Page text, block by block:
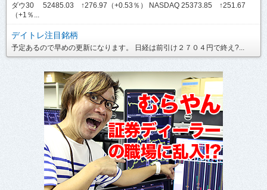
ダウ30 52485.03 ↑276.97（+0.53％） NASDAQ 25373.85 ↑251.67
（+1％...
デイトレ注目銘柄
予定あるので早めの更新になります。 日経は前引け２７０４円で終え?...